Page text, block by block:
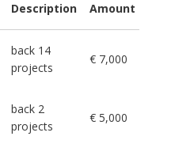
Description Amount
back 14
projects
€ 7,000
back 2
projects
€ 5,000